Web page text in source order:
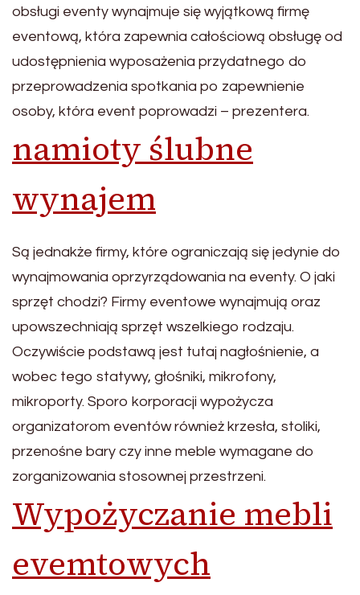
obsługi eventy wynajmuje się wyjątkową firmę
eventową, która zapewnia całościową obsługę od
udostępnienia wyposażenia przydatnego do
przeprowadzenia spotkania po zapewnienie
osoby, która event poprowadzi – prezentera.
namioty ślubne
wynajem
Są jednakże firmy, które ograniczają się jedynie do
wynajmowania oprzyrządowania na eventy. O jaki
sprzęt chodzi? Firmy eventowe wynajmują oraz
upowszechniają sprzęt wszelkiego rodzaju.
Oczywiście podstawą jest tutaj nagłośnienie, a
wobec tego statywy, głośniki, mikrofony,
mikroporty. Sporo korporacji wypożycza
organizatorom eventów również krzesła, stoliki,
przenośne bary czy inne meble wymagane do
zorganizowania stosownej przestrzeni.
Wypożyczanie mebli
evemtowych